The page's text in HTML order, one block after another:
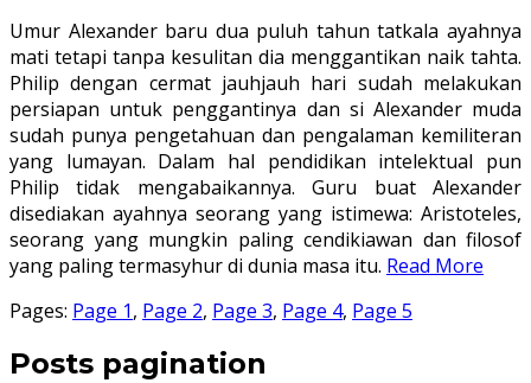
Umur Alexander baru dua puluh tahun tatkala ayahnya
mati tetapi tanpa kesulitan dia menggantikan naik tahta.
Philip dengan cermat jauhjauh hari sudah melakukan
persiapan untuk penggantinya dan si Alexander muda
sudah punya pengetahuan dan pengalaman kemiliteran
yang lumayan. Dalam hal pendidikan intelektual pun
Philip tidak mengabaikannya. Guru buat Alexander
disediakan ayahnya seorang yang istimewa: Aristoteles,
seorang yang mungkin paling cendikiawan dan filosof
yang paling termasyhur di dunia masa itu. Read More
Pages: Page 1, Page 2, Page 3, Page 4, Page 5
Posts pagination